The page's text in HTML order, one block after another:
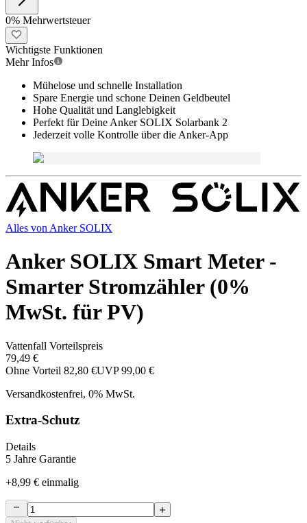
0% Mehrwertsteuer
Wichtigste Funktionen
Mehr Infos
Mühelose und schnelle Installation
Spare Energie und schone Deinen Geldbeutel
Hohe Qualität und Langlebigkeit
Perfekt für Deine Anker SOLIX Solarbank 2
Jederzeit volle Kontrolle über die Anker-App
Alles von Anker SOLIX
Anker SOLIX Smart Meter -
Smarter Stromzähler (0%
MwSt. für PV)
Vattenfall Vorteilspreis
79,49 €
Ohne Vorteil 82,80 €UVP 99,00 €
Versandkostenfrei, 0% MwSt.
Extra-Schutz
Details
5 Jahre Garantie
+8,99 € einmalig